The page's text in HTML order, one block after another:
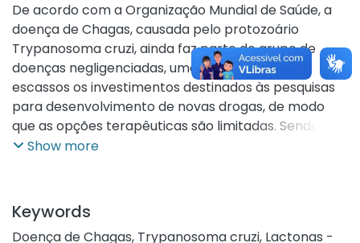
De acordo com a Organização Mundial de Saúde, a
doença de Chagas, causada pelo protozoário
Trypanosoma cruzi, ainda faz parte do grupo de
doenças negligenciadas, uma vez que ainda são
escassos os investimentos destinados às pesquisas
para desenvolvimento de novas drogas, de modo
que as opções terapêuticas são limitadas. Sendo
assim, é evidente a necessidade de estudos com a
Tithonia diversifolia, o margaridão, é uma planta
considerada invasora no Brasil, sendo encontrada ao
Show more
Keywords
Doença de Chagas, Trypanosoma cruzi, Lactonas -